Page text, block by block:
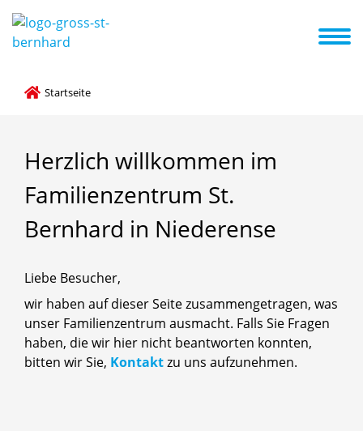
Kita-ABC
Startseite
Herzlich willkommen im
Familienzentrum St.
Bernhard in Niederense
Liebe Besucher,
wir haben auf dieser Seite zusammengetragen, was
unser Familienzentrum ausmacht. Falls Sie Fragen
haben, die wir hier nicht beantworten konnten,
bitten wir Sie, Kontaktzu uns aufzunehmen.